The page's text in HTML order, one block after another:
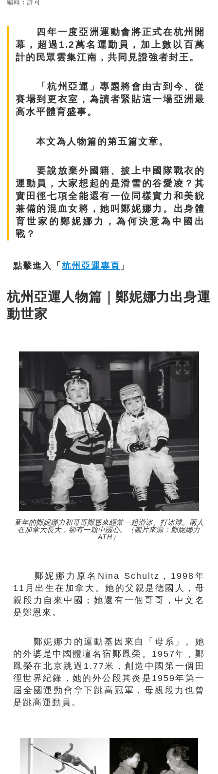
編輯︰許可
四年一度亞洲運動會將正式在杭州開
幕，超過1.2萬名運動員，加上數以百萬
計的民眾雲集江南，共同見證強者封王。
「杭州亞運」專題將會由古到今、從
賽場到更衣室，為讀者緊貼這一場亞洲最
高水平體育盛事。
本文為人物篇的第五篇文章。
要說放棄外國籍、披上中國隊戰衣的
運動員，大家想起的是滑雪的谷愛凌？其
實田徑七項全能還有一位同樣實力和美貎
兼備的混血女將，她叫鄭妮娜力。出身體
育世家的鄭妮娜力，為何決意為中國出
戰？
點擊進入「杭州亞運專頁 」
杭州亞運人物篇｜鄭妮娜力出身運
動世家
童年的鄭妮娜力和哥哥鄭恩來經常一起滑冰、打冰球。兩人
在加拿大長大，卻有一顆中國心。（圖片來源：鄭妮娜力
ATH）
鄭妮娜力原名Nina Schultz，1998年
11月出生在加拿大。她的父親是德國人，母
親段力自來中國；她還有一個哥哥，中文名
是鄭恩來。
鄭妮娜力的運動基因來自「母系」。她
的外婆是中國體壇名宿鄭鳳榮。1957年，鄭
鳳榮在北京跳過1.77米，創造中國第一個田
徑世界紀錄，她的外公段其炎是1959年第一
屆全國運動會拿下跳高冠軍，母親段力也曾
是跳高運動員。